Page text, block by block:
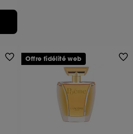
Offre fidélité web